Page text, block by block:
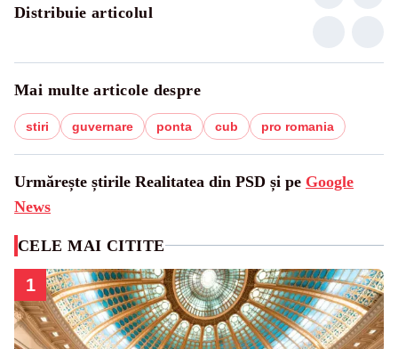
Distribuie articolul
Mai multe articole despre
stiri guvernare ponta cub pro romania
Urmărește știrile Realitatea din PSD și pe Google
News
CELE MAI CITITE
1